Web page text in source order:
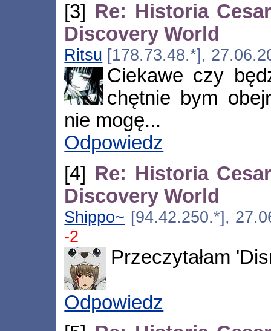
[3] Re: Historia
Discovery World
Ritsu [178.73.48.*],
Ciekawe czy
chętnie bym
nie mogę...
Odpowiedz
[4] Re: Historia
Discovery World
Shippo~ [94.42.250.*],
-2
Przeczytałam
Odpowiedz